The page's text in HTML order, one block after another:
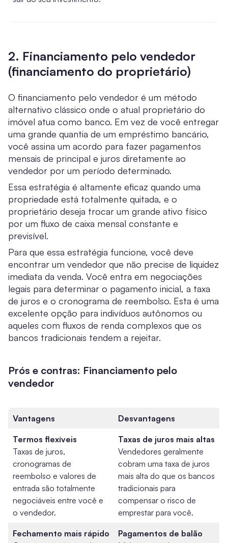
2. Financiamento pelo vendedor
(financiamento do proprietário)
O financiamento pelo vendedor é um método
alternativo clássico onde o atual proprietário do
imóvel atua como banco. Em vez de você entregar
uma grande quantia de um empréstimo bancário,
você assina um acordo para fazer pagamentos
mensais de principal e juros diretamente ao
vendedor por um período determinado.
Essa estratégia é altamente eficaz quando uma
propriedade está totalmente quitada, e o
proprietário deseja trocar um grande ativo físico
por um fluxo de caixa mensal constante e
previsível.
Para que essa estratégia funcione, você deve
encontrar um vendedor que não precise de liquidez
imediata da venda. Você entra em negociações
legais para determinar o pagamento inicial, a taxa
de juros e o cronograma de reembolso. Esta é uma
excelente opção para indivíduos autônomos ou
aqueles com fluxos de renda complexos que os
bancos tradicionais tendem a rejeitar.
Prós e contras: Financiamento pelo
vendedor
Vantagens Desvantagens
Termos flexíveis
Taxas de juros,
cronogramas de
reembolso e valores de
entrada são totalmente
negociáveis entre você e
o vendedor.
Taxas de juros mais altas
Vendedores geralmente
cobram uma taxa de juros
mais alta do que os bancos
tradicionais para
compensar o risco de
emprestar para você.
Fechamento mais rápido
Pagamentos de balão